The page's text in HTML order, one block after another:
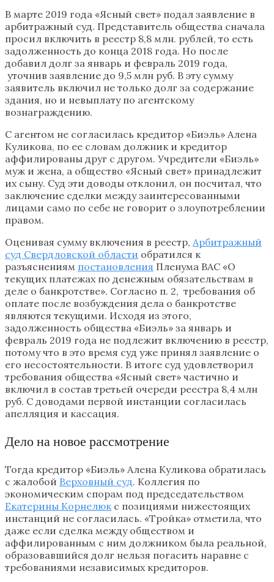
В марте 2019 года «Ясный свет» подал заявление в
арбитражный суд. Представитель общества сначала
просил включить в реестр 8,8 млн. рублей, то есть
задолженность до конца 2018 года. Но после
добавил долг за январь и февраль 2019 года,
уточнив заявление до 9,5 млн руб. В эту сумму
заявитель включил не только долг за содержание
здания, но и невыплату по агентскому
вознаграждению.
С агентом не согласилась кредитор «Биэль» Алена
Куликова, по ее словам должник и кредитор
аффилированы друг с другом. Учредители «Биэль»
муж и жена, а общество «Ясный свет» принадлежит
их сыну. Суд эти доводы отклонил, он посчитал, что
заключение сделки между заинтересованными
лицами само по себе не говорит о злоупотреблении
правом.
Оценивая сумму включения в реестр, Арбитражный
суд Свердловской области обратился к
разъяснениям постановления Пленума ВАС «О
текущих платежах по денежным обязательствам в
деле о банкротстве». Согласно п. 2, требования об
оплате после возбуждения дела о банкротстве
являются текущими. Исходя из этого,
задолженность общества «Биэль» за январь и
февраль 2019 года не подлежит включению в реестр,
потому что в это время суд уже принял заявление о
его несостоятельности. В итоге суд удовлетворил
требования общества «Ясный свет» частично и
включил в состав третьей очереди реестра 8,4 млн
руб. С доводами первой инстанции согласилась
апелляция и кассация.
Дело на новое рассмотрение
Тогда кредитор «Биэль» Алена Куликова обратилась
с жалобой Верховный суд. Коллегия по
экономическим спорам под председательством
Екатерины Корнелюк с позициями нижестоящих
инстанций не согласилась. «Тройка» отметила, что
даже если сделка между обществом и
аффилированным с ним должником была реальной,
образовавшийся долг нельзя погасить наравне с
требованиями независимых кредиторов.